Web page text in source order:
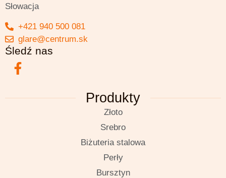
Słowacja
+421 940 500 081
glare@centrum.sk
Śledź nas
Produkty
Złoto
Srebro
Biżuteria stalowa
Perły
Bursztyn